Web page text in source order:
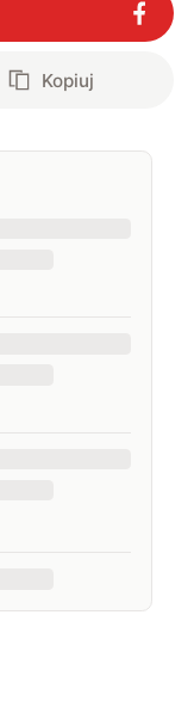
Kopiuj